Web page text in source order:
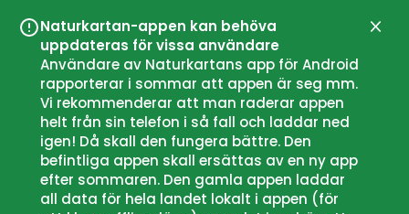
Naturkartan-appen kan behöva
uppdateras för vissa användare
Användare av Naturkartans app för Android
rapporterar i sommar att appen är seg mm.
Vi rekommenderar att man raderar appen
helt från sin telefon i så fall och laddar ned
igen! Då skall den fungera bättre. Den
befintliga appen skall ersättas av en ny app
efter sommaren. Den gamla appen laddar
all data för hela landet lokalt i appen (för